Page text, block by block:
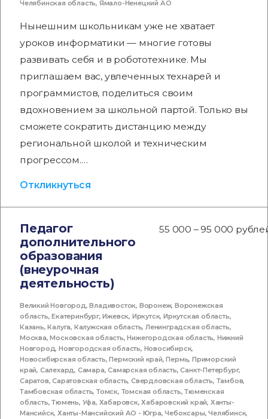
Челябинская область, Ямало-Ненецкий АО
Нынешним школьникам уже не хватает
уроков информатики — многие готовы
развивать себя и в робототехнике. Мы
приглашаем вас, увлеченных технарей и
программистов, поделиться своим
вдохновением за школьной партой. Только вы
сможете сократить дистанцию между
региональной школой и техническим
прогрессом.…
Откликнуться
Педагог
дополнительного
образования
(внеурочная
деятельность)
55 000 – 95 000
Великий Новгород,Владивосток, Воронеж,Воронежская
область,Екатеринбург,Ижевск, Иркутск,Иркутская область,
Казань,Калуга, Калужская область,Ленинградская область,
Москва,Московская область,Нижегородская область, Нижний
Новгород,Новгородская область, Новосибирск,
Новосибирская область,Пермский край,Пермь,Приморский
край, Салехард, Самара,Самарская область,Санкт-Петербург,
Саратов,Саратовская область,Свердловская область, Тамбов,
Тамбовская область,Томск, Томская область,Тюменская
область,Тюмень, Уфа, Хабаровск,Хабаровский край, Ханты-
Мансийск,Ханты-Мансийский АО - Югра,Чебоксары,Челябинск,